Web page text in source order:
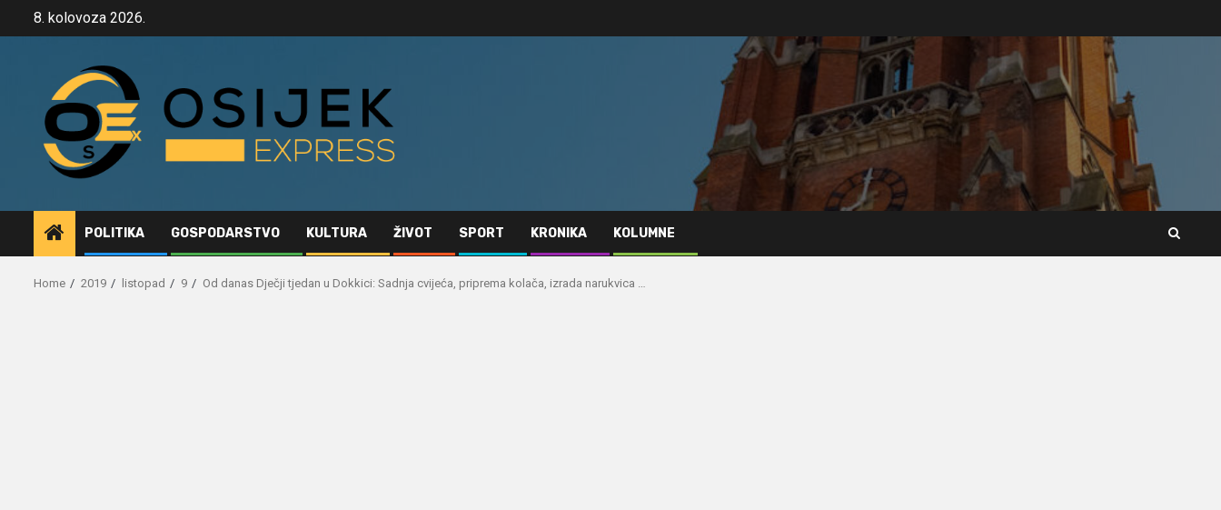
8. kolovoza 2026.
POLITIKA GOSPODARSTVO KULTURA ŽIVOT SPORT KRONIKA KOLUMNE
Home 2019 listopad 9 Od danas Dječji tjedan u Dokkici: Sadnja cvijeća, priprema kolača, izrada narukvica …